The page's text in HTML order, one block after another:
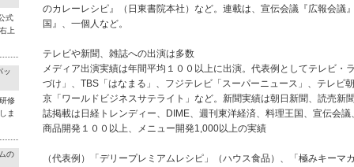
式
上
ッ
修
ま
の
のカレーレシピ』（日東書院本社）など。連載は、宣伝会議『広報会議
国』、一個人など。
テレビや新聞、雑誌への出演は多数
メディア出演実績は年間平均１００以上に出演。代表例としてテレビ・
づけ」、TBS「はなまる」、フジテレビ「スーパーニュース」、テレビ
京「ワールドビジネスサテライト」など。新聞実績は朝日新聞、読売新
誌掲載は日経トレンディー、DIME、週刊東洋経済、料理王国、宣伝会
商品開発１００以上、メニュー開発1,000以上の実績
（代表例）「デリープレミアムレシピ」（ハウス食品）、「極みキーマ